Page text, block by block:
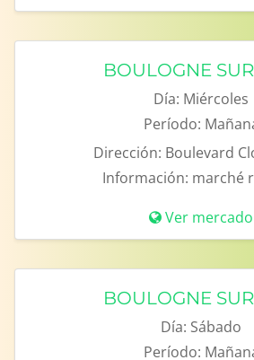
BOULOGNE
Día: Miércoles
Período:
Dirección: Boulevard
Información: marché
Ver mercado
BOULOGNE
Día: Sábado
Período: